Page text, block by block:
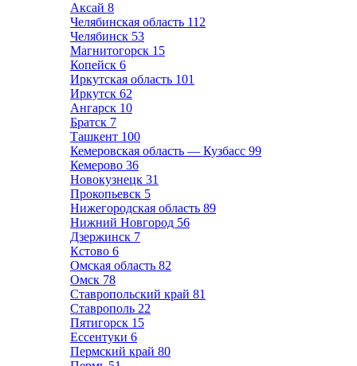
Аксай 8
Челябинская область 112
Челябинск 53
Магнитогорск 15
Копейск 6
Иркутская область 101
Иркутск 62
Ангарск 10
Братск 7
Ташкент 100
Кемеровская область — Кузбасс 99
Кемерово 36
Новокузнецк 31
Прокопьевск 5
Нижегородская область 89
Нижний Новгород 56
Дзержинск 7
Кстово 6
Омская область 82
Омск 78
Ставропольский край 81
Ставрополь 22
Пятигорск 15
Ессентуки 6
Пермский край 80